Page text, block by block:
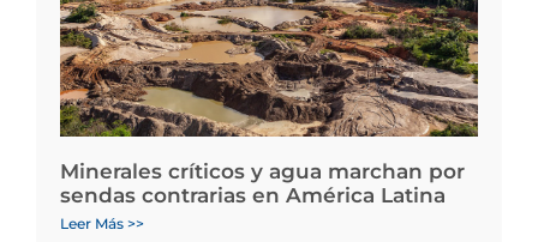
Minerales críticos y agua marchan por
sendas contrarias en América Latina
Leer Más >>